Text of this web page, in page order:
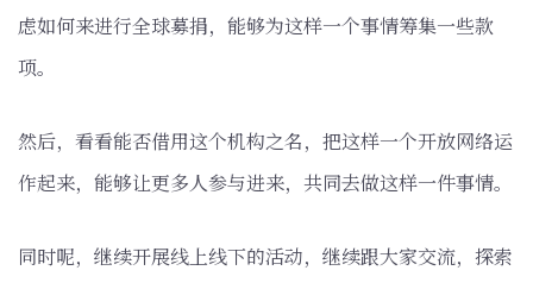
虑如何来进行全球募捐，能够为这样一个事情筹集一些款
项。
然后，看看能否借用这个机构之名，把这样一个开放网络运
作起来，能够让更多人参与进来，共同去做这样一件事情。
同时呢，继续开展线上线下的活动，继续跟大家交流，探索